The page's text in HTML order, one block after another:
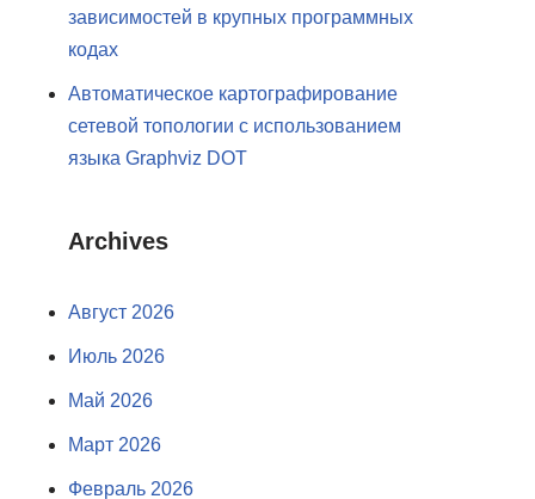
зависимостей в крупных программных
кодах
Автоматическое картографирование
сетевой топологии с использованием
языка Graphviz DOT
Archives
Август 2026
Июль 2026
Май 2026
Март 2026
Февраль 2026